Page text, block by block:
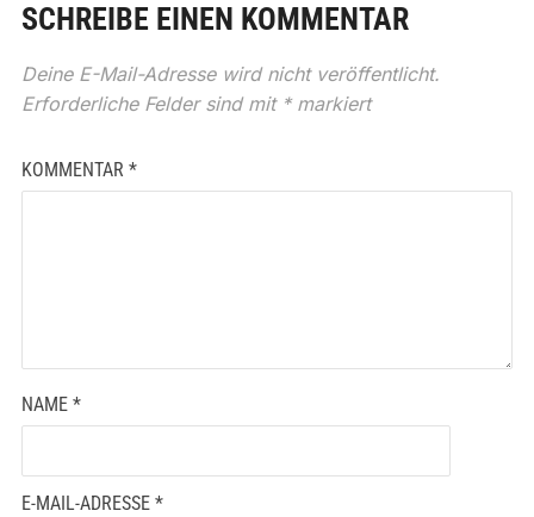
SCHREIBE EINEN KOMMENTAR
Deine E-Mail-Adresse wird nicht veröffentlicht.
Erforderliche Felder sind mit *markiert
KOMMENTAR *
NAME *
E-MAIL-ADRESSE *